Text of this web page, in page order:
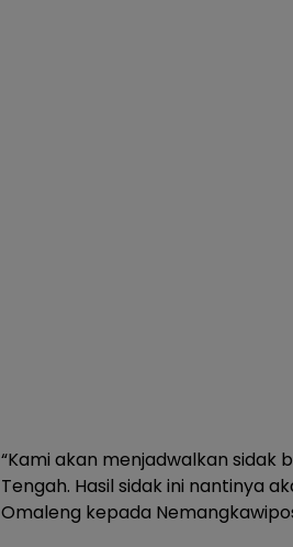
“Kami akan menjadwalkan sidak
Tengah. Hasil sidak ini nantinya
Omaleng kepada